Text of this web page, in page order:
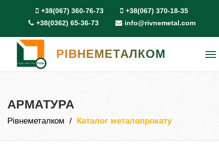
+38(067) 360-76-73
+38(067) 370-18-35
+38(0362) 65-36-73
info@rivnemetal.com
РІВНЕМЕТАЛКОМ
АРМАТУРА
Рівнеметалком Каталог металопрокату